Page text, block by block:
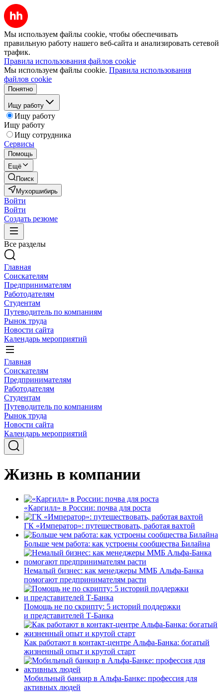
Мы используем файлы cookie, чтобы обеспечивать
правильную работу нашего веб-сайта и анализировать сетевой
трафик.
Правила использования файлов cookie
Мы используем файлы cookie. Правила использования
файлов cookie
Понятно
Ищу работу
Ищу работу
Ищу работу
Ищу сотрудника
Сервисы
Помощь
Ещё
Поиск
Мухоршибирь
Войти
Войти
Создать резюме
Все разделы
Главная
Соискателям
Предпринимателям
Работодателям
Студентам
Путеводитель по компаниям
Рынок труда
Новости сайта
Календарь мероприятий
Главная
Соискателям
Предпринимателям
Работодателям
Студентам
Путеводитель по компаниям
Рынок труда
Новости сайта
Календарь мероприятий
Жизнь в компании
«Каргилл» в России: почва для роста
ГК «Император»: путешествовать, работая вахтой
Больше чем работа: как устроены сообщества Билайна
Немалый бизнес: как менеджеры ММБ Альфа-Банка
помогают предпринимателям расти
Помощь не по скрипту: 5 историй поддержки
и представителей Т-Банка
Как работают в контакт-центре Альфа-Банка: богатый
жизненный опыт и крутой старт
Мобильный банкир в Альфа-Банке: профессия для
активных людей